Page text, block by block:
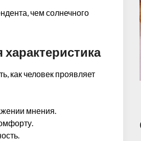
чем солнечного
характеристика
как человек проявляет
мнения.